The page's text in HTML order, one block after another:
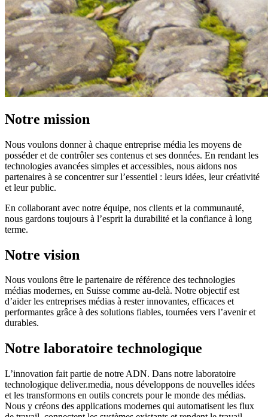
Notre mission
Nous voulons donner à chaque entreprise média les moyens de
posséder et de contrôler ses contenus et ses données. En rendant les
technologies avancées simples et accessibles, nous aidons nos
partenaires à se concentrer sur l’essentiel : leurs idées, leur créativité
et leur public.
En collaborant avec notre équipe, nos clients et la communauté,
nous gardons toujours à l’esprit la durabilité et la confiance à long
terme.
Notre vision
Nous voulons être le partenaire de référence des technologies
médias modernes, en Suisse comme au-delà. Notre objectif est
d’aider les entreprises médias à rester innovantes, efficaces et
performantes grâce à des solutions fiables, tournées vers l’avenir et
durables.
Notre laboratoire technologique
L’innovation fait partie de notre ADN. Dans notre laboratoire
technologique deliver.media, nous développons de nouvelles idées
et les transformons en outils concrets pour le monde des médias.
Nous y créons des applications modernes qui automatisent les flux